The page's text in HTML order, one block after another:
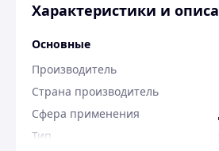
Характеристики и
Основные
Производитель
Страна производитель
Сфера применения
Тип